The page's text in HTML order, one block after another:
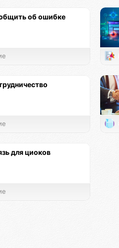
об ошибке
для циоков